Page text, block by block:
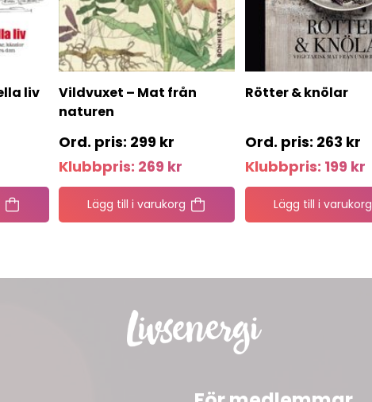
liv
Vildvuxet – Mat från
naturen
299 kr
Klubbpris: 269 kr
Lägg till i varukorg
Rötter & knölar
263 kr
Klubbpris: 199 kr
Lägg till i varukorg